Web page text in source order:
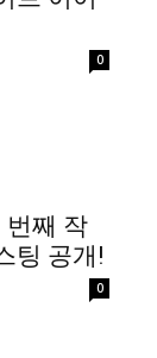
0
번째 작
팅 공개!
0